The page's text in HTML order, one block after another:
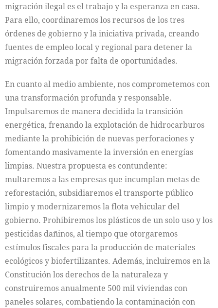
migración ilegal es el trabajo y la esperanza en casa.
Para ello, coordinaremos los recursos de los tres
órdenes de gobierno y la iniciativa privada, creando
fuentes de empleo local y regional para detener la
migración forzada por falta de oportunidades.
En cuanto al medio ambiente, nos comprometemos con
una transformación profunda y responsable.
Impulsaremos de manera decidida la transición
energética, frenando la explotación de hidrocarburos
mediante la prohibición de nuevas perforaciones y
fomentando masivamente la inversión en energías
limpias. Nuestra propuesta es contundente:
multaremos a las empresas que incumplan metas de
reforestación, subsidiaremos el transporte público
limpio y modernizaremos la flota vehicular del
gobierno. Prohibiremos los plásticos de un solo uso y los
pesticidas dañinos, al tiempo que otorgaremos
estímulos fiscales para la producción de materiales
ecológicos y biofertilizantes. Además, incluiremos en la
Constitución los derechos de la naturaleza y
construiremos anualmente 500 mil viviendas con
paneles solares, combatiendo la contaminación con